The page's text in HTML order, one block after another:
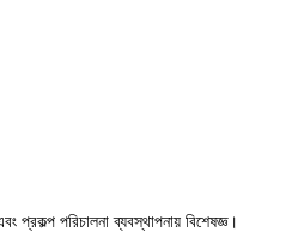
পরিচালনা ব্যবস্থাপনায় বিশেষজ্ঞ।